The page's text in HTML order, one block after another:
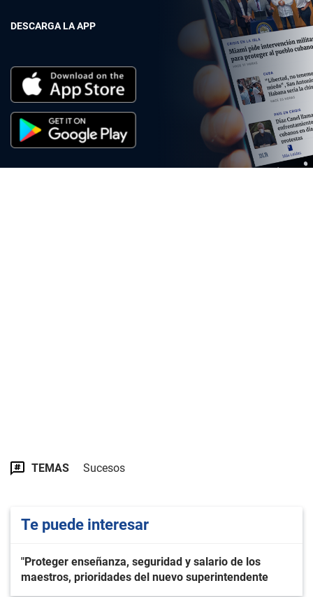
DESCARGA LA APP
TEMAS Sucesos
Te puede interesar
"Proteger enseñanza, seguridad y salario de los
maestros, prioridades del nuevo superintendente